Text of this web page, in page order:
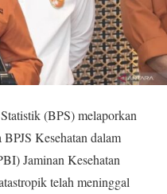
(BPS) melaporkan
Kesehatan dalam
Jaminan Kesehatan
telah meninggal